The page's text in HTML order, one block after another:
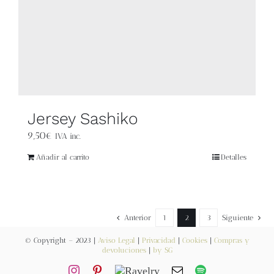
Carrito
Jersey Sashiko
9,50€ IVA inc.
Añadir al carrito Detalles
Anterior 1 2 3 Siguiente
© Copyright – 2023 | Aviso Legal Privacidad Cookies| Compras y
devoluciones| by SG